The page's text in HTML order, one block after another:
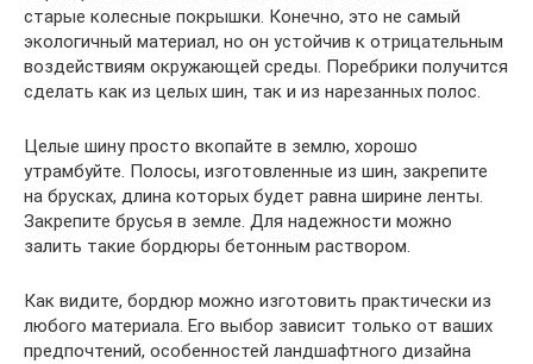
старые колесные покрышки. Конечно, это не самый
экологичный материал, но он устойчив к отрицательным
воздействиям окружающей среды. Поребрики получится
сделать как из целых шин, так и из нарезанных полос.
Целые шину просто вкопайте в землю, хорошо
утрамбуйте. Полосы, изготовленные из шин, закрепите
на брусках, длина которых будет равна ширине ленты.
Закрепите брусья в земле. Для надежности можно
залить такие бордюры бетонным раствором.
Как видите, бордюр можно изготовить практически из
любого материала. Его выбор зависит только от ваших
предпочтений, особенностей ландшафтного дизайна